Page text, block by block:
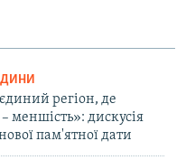
регіон, де
меншість»: дискусія
пам'ятної дати